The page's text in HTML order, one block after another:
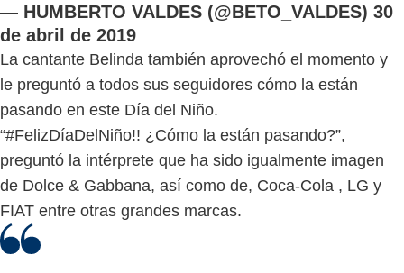
— HUMBERTO VALDES (@BETO_VALDES) 30
de abril de 2019
La cantante Belinda también aprovechó el momento y
le preguntó a todos sus seguidores cómo la están
pasando en este Día del Niño.
“#FelizDíaDelNiño!! ¿Cómo la están pasando?”,
preguntó la intérprete que ha sido igualmente imagen
de Dolce & Gabbana, así como de, Coca-Cola , LG y
FIAT entre otras grandes marcas.